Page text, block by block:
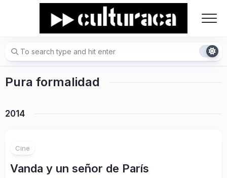
Pura formalidad
2014
Cine
Vanda y un señor de París